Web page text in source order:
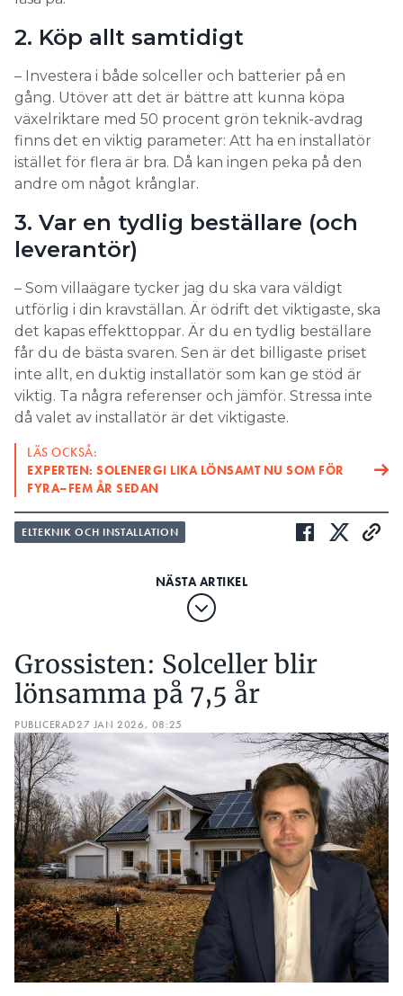
2 Bygglov
Ibland behöver man söka bygglov för en ny
markanläggning. Nya byggnader, som teknikbodar
och transformatorstationer, kräver alltid bygglov.
Solceller på tak behöver bara bygglov i vissa fall –
till exempel om lutningen är en annan än takets
eller om byggnaden byter färg eller
fasadbeklädnad.
3 Stölder
Anläggningar på mark är mer exponerade. De kan
kräva larm och/eller kameraövervakning.
– En intressant fråga är också när stölderna sker?
Det finns fall med stölder från större anläggningar
som skett redan innan komponenterna hunnit
monteras, säger Bengt Stridh.
LÄS OCKSÅ:
BESTÄLLNINGSJOBB”
2. Köp allt samtidigt
– Investera i både solceller och batterier på en
gång. Utöver att det är bättre att kunna köpa
växelriktare med 50 procent grön teknik-avdrag
finns det en viktig parameter: Att ha en installatör
istället för flera är bra. Då kan ingen peka på den
andre om något krånglar.
3. Var en tydlig beställare (och
leverantör)
– Som villaägare tycker jag du ska vara väldigt
utförlig i din kravställan. Är ödrift det viktigaste, ska
det kapas effekttoppar. Är du en tydlig beställare
får du de bästa svaren. Sen är det billigaste priset
inte allt, en duktig installatör som kan ge stöd är
viktig. Ta några referenser och jämför. Stressa inte
då valet av installatör är det viktigaste.
LÄS OCKSÅ:
EXPERTEN: SOLENERGI LIKA LÖNSAMT NU SOM FÖR
FYRA–FEM ÅR SEDAN
ELTEKNIK OCH INSTALLATION
Grossisten: Solceller blir
lönsamma på 7,5 år
PUBLICERAD27 JAN 2026, 08:25